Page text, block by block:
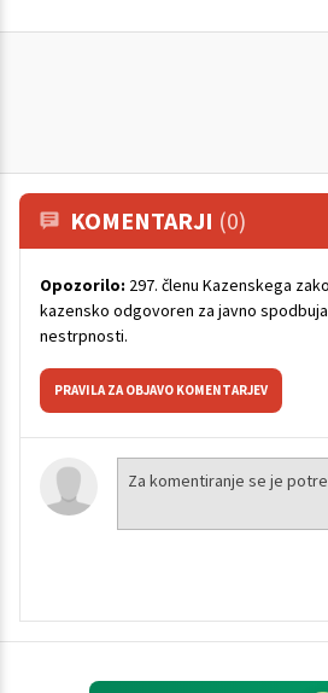
KOMENTARJI (0)
Opozorilo: 297. členu Kazenskega
kazensko odgovoren za javno
nestrpnosti.
PRAVILA ZA OBJAVO KOMENTARJEV